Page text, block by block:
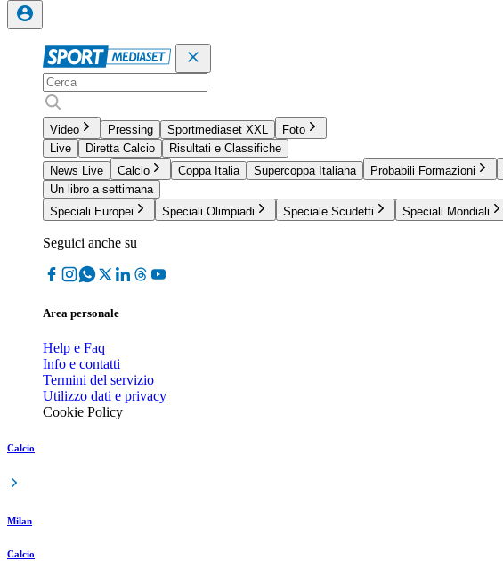
Video Pressing Sportmediaset XXL
Foto
Live
Diretta Calcio
Risultati e Classifiche
News Live
Calcio Coppa Italia Supercoppa Italiana Probabili Formazioni
Un libro a settimana
Speciali Europei
Speciali Olimpiadi Speciale Scudetti Speciali Mondiali
Seguici anche su
Area personale
Help e Faq
Info e contatti
Termini del servizio
Utilizzo dati e privacy
Cookie Policy
Calcio
Milan
Calcio